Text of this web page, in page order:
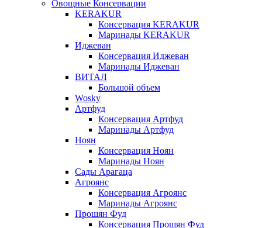
Овощные Консервации
KERAKUR
Консервация KERAKUR
Маринады KERAKUR
Иджеван
Консервация Иджеван
Маринады Иджеван
ВИТАЛ
Большой объем
Wosky
Артфуд
Консервация Артфуд
Маринады Артфуд
Ноян
Консервация Ноян
Маринады Ноян
Сады Арагаца
Агроянс
Консервация Агроянс
Маринады Агроянс
Прошян Фуд
Консервация Прошян Фуд